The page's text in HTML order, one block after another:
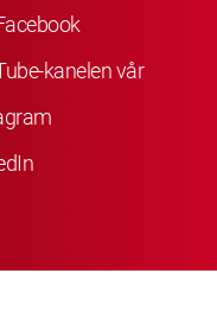
kanelen vår